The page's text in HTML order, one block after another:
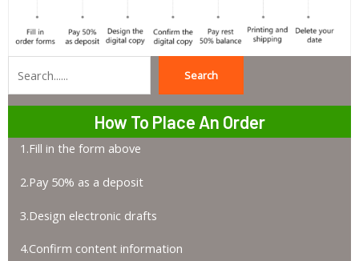
Search
How To Place An Order
1.Fill in the form above
2.Pay 50% as a deposit
3.Design electronic drafts
4.Confirm content information